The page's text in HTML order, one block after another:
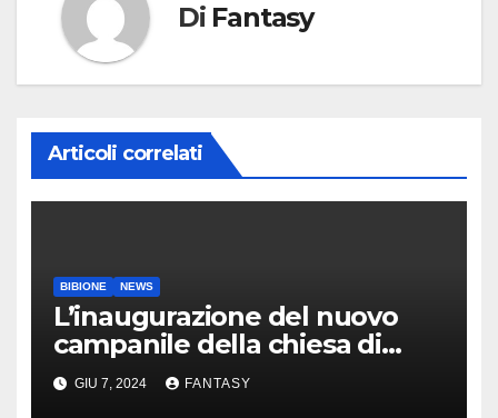
Di Fantasy
Articoli correlati
BIBIONE NEWS
L’inaugurazione del nuovo
campanile della chiesa di
Santa Maria Assunta di
Bibione
GIU 7, 2024 FANTASY